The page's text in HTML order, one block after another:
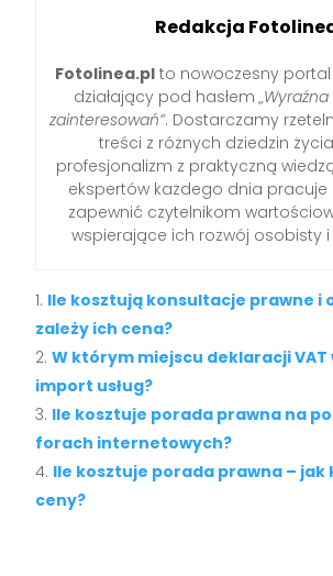
Redakcja
Fotolinea.pl to nowoczesny
działający pod hasłem
zainteresowań”. Dostarczamy
treści z różnych dziedzin
profesjonalizm z praktyczną
ekspertów każdego dnia pracuje
zapewnić czytelnikom
wspierające ich rozwój osobisty
Ile kosztują konsultacje prawne i
zależy ich cena?
W którym miejscu deklaracji VAT
import usług?
Ile kosztuje porada prawna na
forach internetowych?
Ile kosztuje porada prawna – jak
ceny?